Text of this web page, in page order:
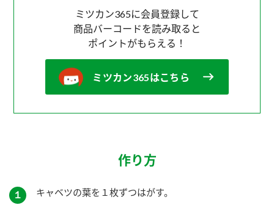
ミツカン365に会員登録して
商品バーコードを読み取ると
ポイントがもらえる！
ミツカン365はこちら
作り方
１ キャベツの葉を１枚ずつはがす。